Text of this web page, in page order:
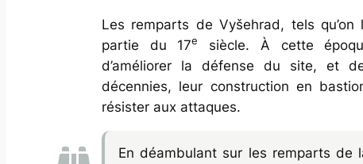
Les remparts de Vyšehrad, tels
partie du 17e
siècle. À cette
d’améliorer la défense du site, et
décennies, leur construction en
résister aux attaques.
En déambulant sur les remparts de